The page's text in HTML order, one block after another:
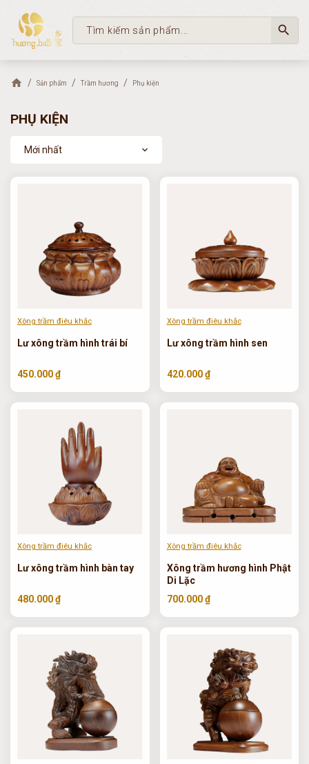
search
Sản phẩm Trầm hương Phụ kiện
PHỤ KIỆN
Mới nhất expand_more
Xông trầm điêu khắc
Lư xông trầm hình trái bí
450.000 ₫
Xông trầm điêu khắc
Lư xông trầm hình sen
420.000 ₫
Xông trầm điêu khắc
Lư xông trầm hình bàn tay
480.000 ₫
Xông trầm điêu khắc
Xông trầm hương hình Phật
Di Lặc
700.000 ₫